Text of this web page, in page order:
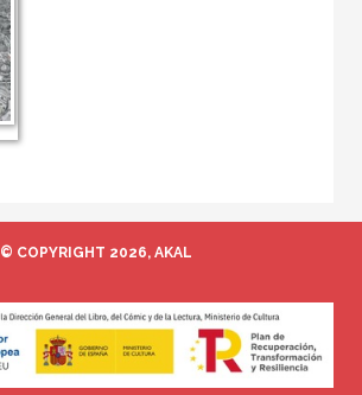
© COPYRIGHT 2026, AKAL